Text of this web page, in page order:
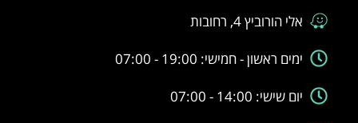
אלי הורוביץ 4, רחובות
ימים ראשון - חמישי: 19:00 - 07:00
יום שישי: 14:00 - 07:00